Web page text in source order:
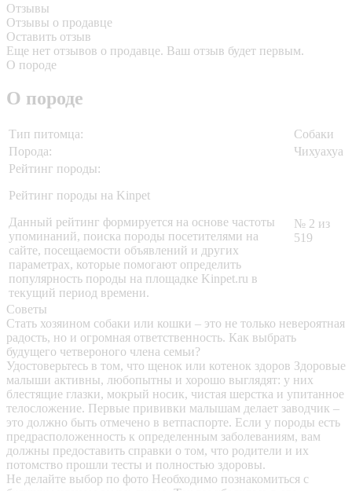
Отзывы
Отзывы о продавце
Оставить отзыв
Еще нет отзывов о продавце. Ваш отзыв будет первым.
О породе
О породе
Тип питомца:
Собаки
Порода:
Чихуахуа
Рейтинг породы:
Рейтинг породы на Kinpet
Данный рейтинг формируется на основе частоты
упоминаний, поиска породы посетителями на
сайте, посещаемости объявлений и других
параметрах, которые помогают определить
популярность породы на площадке Kinpet.ru в
текущий период времени.
№ 2 из
519
Советы
Стать хозяином собаки или кошки – это не только невероятная
радость, но и огромная ответственность. Как выбрать
будущего четвероного члена семьи?
Удостоверьтесь в том, что щенок или котенок здоров Здоровые
малыши активны, любопытны и хорошо выглядят: у них
блестящие глазки, мокрый носик, чистая шерстка и упитанное
телосложение. Первые прививки малышам делает заводчик –
это должно быть отмечено в ветпаспорте. Если у породы есть
предрасположенность к определенным заболеваниям, вам
должны предоставить справки о том, что родители и их
потомство прошли тесты и полностью здоровы.
Не делайте выбор по фото Необходимо познакомиться с